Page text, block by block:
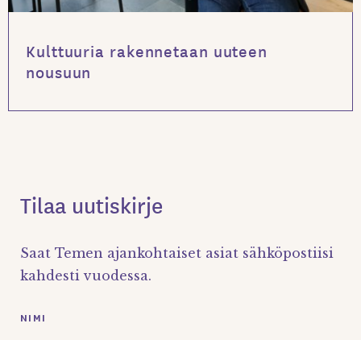
Kulttuuria rakennetaan uuteen
nousuun
Tilaa uutiskirje
Saat Temen ajankohtaiset asiat sähköpostiisi
kahdesti vuodessa.
NIMI